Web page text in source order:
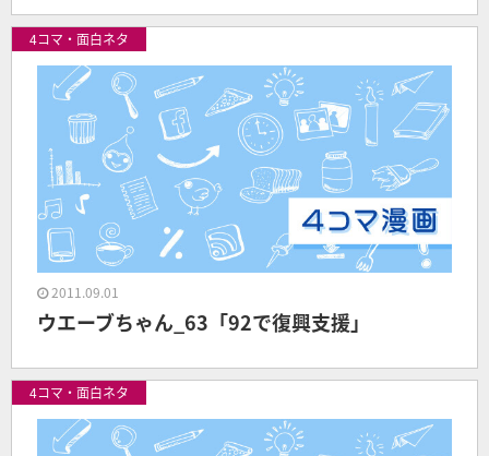
4コマ・面白ネタ
2011.09.01
ウエーブちゃん_63「92で復興支援」
4コマ・面白ネタ